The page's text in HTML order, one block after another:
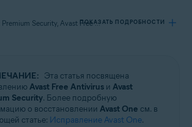
Применяется к Avast Premium Security, Avast Free Antivirus
ПОКАЗАТЬ ПОДРОБНОСТИ
Эта статья посвящена
Avast Free Antivirus и Avast
Security. Более подробную
о восстановлении Avast One см. в
статье: Исправление Avast One.